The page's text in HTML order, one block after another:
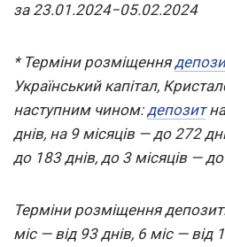
за 23.01.2024−05.02.2024
* Терміни розміщення
Український капітал,
наступним чином:депозит
днів, на 9 місяців — до 272
до 183 днів, до 3 місяців —
Терміни розміщення
міс — від 93 днів, 6 міс — від